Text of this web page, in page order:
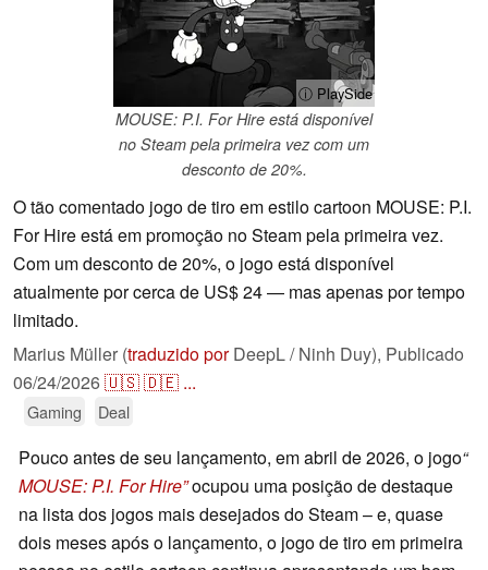
ⓘ PlaySide
MOUSE: P.I. For Hire está disponível
no Steam pela primeira vez com um
desconto de 20%.
O tão comentado jogo de tiro em estilo cartoon MOUSE: P.I.
For Hire está em promoção no Steam pela primeira vez.
Com um desconto de 20%, o jogo está disponível
atualmente por cerca de US$ 24 — mas apenas por tempo
limitado.
Marius Müller (traduzido porDeepL / Ninh Duy), Publicado
06/24/2026🇺🇸🇩🇪 ...
Gaming Deal
Pouco antes de seu lançamento, em abril de 2026, o jogo“
MOUSE: P.I. For Hire”ocupou uma posição de destaque
na lista dos jogos mais desejados do Steam – e, quase
dois meses após o lançamento, o jogo de tiro em primeira